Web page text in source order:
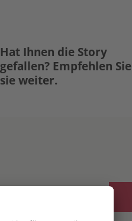
Hat Ihnen die Story
gefallen? Empfehlen Sie
sie weiter.